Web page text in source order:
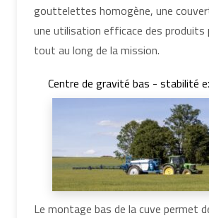
gouttelettes homogène, une
une utilisation efficace des
tout au long de la mission.
Centre de gravité bas - stabilité
Le montage bas de la cuve permet